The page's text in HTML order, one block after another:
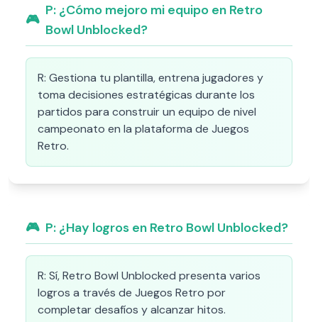
🎮
P: ¿Cómo mejoro mi equipo en Retro
Bowl Unblocked?
R: Gestiona tu plantilla, entrena jugadores y
toma decisiones estratégicas durante los
partidos para construir un equipo de nivel
campeonato en la plataforma de Juegos
Retro.
🎮 P: ¿Hay logros en Retro Bowl Unblocked?
R: Sí, Retro Bowl Unblocked presenta varios
logros a través de Juegos Retro por
completar desafíos y alcanzar hitos.